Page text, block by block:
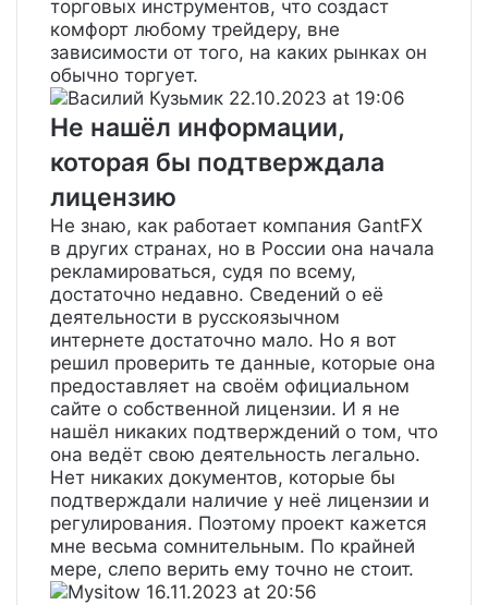
торговых инструментов, что создаст
комфорт любому трейдеру, вне
зависимости от того, на каких рынках он
обычно торгует.
Василий Кузьмик 22.10.2023 at 19:06
Не нашёл информации,
которая бы подтверждала
лицензию
Не знаю, как работает компания GantFX
в других странах, но в России она начала
рекламироваться, судя по всему,
достаточно недавно. Сведений о её
деятельности в русскоязычном
интернете достаточно мало. Но я вот
решил проверить те данные, которые она
предоставляет на своём официальном
сайте о собственной лицензии. И я не
нашёл никаких подтверждений о том, что
она ведёт свою деятельность легально.
Нет никаких документов, которые бы
подтверждали наличие у неё лицензии и
регулирования. Поэтому проект кажется
мне весьма сомнительным. По крайней
мере, слепо верить ему точно не стоит.
Mysitow 16.11.2023 at 20:56